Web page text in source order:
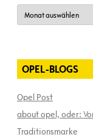
Archiv
OPEL-BLOGS
Opel Post
about opel, oder:
Traditionsmarke